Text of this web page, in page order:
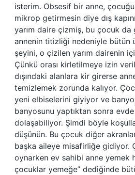
isterim. Obsesif bir anne, çocuğu
mikrop getirmesin diye dış
yarım daire çizmiş, bu çocuk da
annenin titizliği nedeniyle bütün
şeyini, o çizilen yarım dairenin
Çünkü orası kirletilmeye izin
dışındaki alanlara kir girerse
temizlemek zorunda kalıyor.
yeni elbiselerini giyiyor ve
banyosunu yaptıktan sonra
dolaşabiliyor. Şimdi böyle
düşünün. Bu çocuk diğer
başka aileye misafirliğe gidiyor.
oynarken ev sahibi anne yemek
çocuklar yemeğe” dediğinde